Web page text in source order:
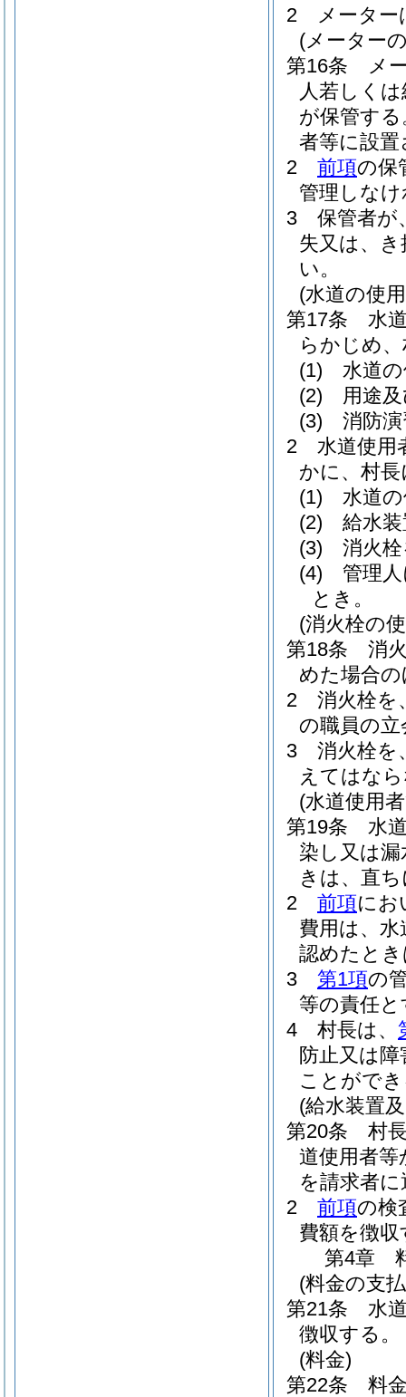
2
メータ
(メーター
第16条
メ
人若しく
が保管する
者等に設
2
前項の保
管理しな
3
保管者が
失又は、
い。
(水道の使
第17条
水
らかじめ
(1)
水道
(2)
用途
(3)
消防
2
水道使用
かに、村
(1)
水道
(2)
給水
(3)
消火
(4)
管理
とき。
(消火栓の
第18条
消
めた場合
2
消火栓を
の職員の
3
消火栓を
えてはな
(水道使用
第19条
水
染し又は
きは、直
2
前項にお
費用は、
認めたと
3
第1項の
等の責任
4
村長は、
防止又は
ことがで
(給水装置
第20条
村
道使用者
を請求者
2
前項の検
費額を徴収
第4章
(料金の支
第21条
水
徴収する。
(料金)
第22条
料